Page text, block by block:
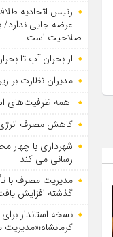
رئیس اتحادیه
عرضه جایی ندارد/
صلاحیت است
از بحران آب تا
مدیران نظارت بر
همه ظرفیت‌های
کاهش مصرف انرژی
شهرداری با چهار
رسانی می کند
مدیریت مصرف با
گذشته افزایش
نسخه استاندار